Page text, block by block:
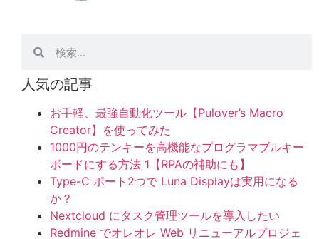
人気の記事
お手軽、最強自動化ツール【Pulover’s Macro
Creator】を使ってみた
1000円のテンキーを高機能なプログラマブルキー
ボードにする方法 1【RPAの補助にも】
Type-C ポート2つで Luna Displayは実用になる
か？
Nextcloud にタスク管理ツールを導入したい
Redmine でオレオレ Web リニューアルプロジェ